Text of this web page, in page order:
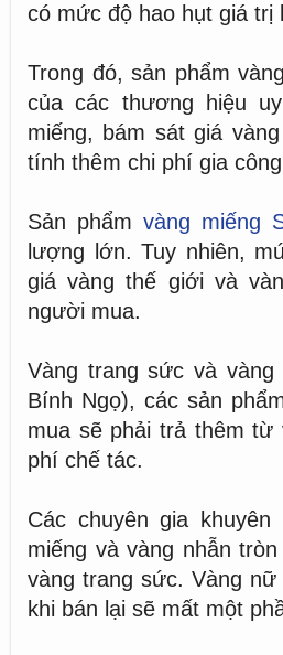
có mức độ hao hụt giá trị
Trong đó, sản phẩm
của các thương hiệu
miếng, bám sát giá
tính thêm chi phí gia
Sản phẩmvàng miếng
lượng lớn. Tuy nhiên,
giá vàng thế giới và
người mua.
Vàng trang sức và
Bính Ngọ), các sản
mua sẽ phải trả thêm từ
phí chế tác.
Các chuyên gia
miếng và vàng nhẫn
vàng trang sức. Vàng
khi bán lại sẽ mất một